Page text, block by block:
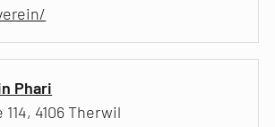
Phari
4106 Therwil